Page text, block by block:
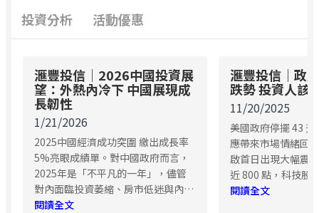
市場上的領先選擇，帶領客戶「滙見無限豐收」。
投資分析 活動優惠
滙豐投信｜2026中國投資展
望：外熱內冷下 中國展現成
長韌性
1/21/2026
2025中國經濟成功突圍 繳出成長率
5%亮眼成績單。對中國政府而言，
2025年是「不平凡的一年」，儘管
對內面臨投資萎縮、房市低迷與內需
疲軟等結構性壓力，但在強勁出口與
閱讀全文
滙豐投信｜政
跌勢 投資人該
11/20/2025
美國政府停擺 43
應帶來市場情緒回
啟首日出現大幅震
近 800 點，科技股
族群領跌。市場原
閱讀全文